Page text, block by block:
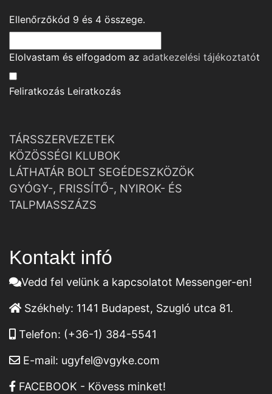
Ellenőrzőkód 9 és 4 összege.
Elolvastam és elfogadom az adatkezelési tájékoztatót
Feliratkozás Leiratkozás
TÁRSSZERVEZETEK
KÖZÖSSÉGI KLUBOK
LÁTHATÁR BOLT SEGÉDESZKÖZÖK
GYÓGY-, FRISSÍTŐ-, NYIROK- ÉS
TALPMASSZÁZS
Kontakt infó
Vedd fel velünk a kapcsolatot Messenger-en!
Székhely: 1141 Budapest, Szugló utca 81.
Telefon: (+36-1) 384-5541
E-mail: ugyfel@vgyke.com
FACEBOOK - Kövess minket!